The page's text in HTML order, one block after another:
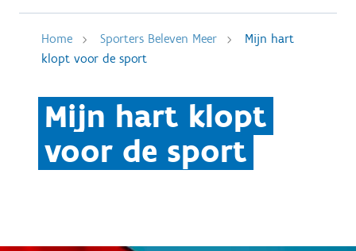
Home Sporters Beleven Meer
Mijn hart
klopt voor de sport
Mijn hart klopt
voor de sport